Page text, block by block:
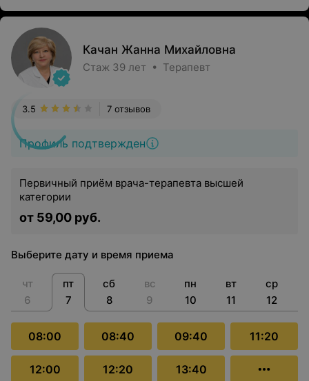
Качан Жанна Михайловна
Стаж 39 лет • Терапевт
Профиль подтвержден
7 отзывов
3.5
Первичный приём врача-терапевта высшей
категории
от 59,00 руб.
Выберите дату и время приема
чт
6
пт
7
сб
8
вс
9
пн
10
вт
11
ср
12
08:00 08:40 09:40 11:20
12:00 12:20 13:40